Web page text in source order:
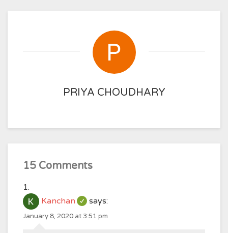
PRIYA CHOUDHARY
15 Comments
Kanchan says:
January 8, 2020 at 3:51 pm